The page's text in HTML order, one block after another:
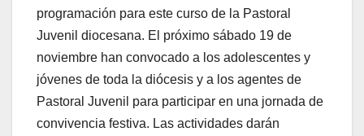
programación para este curso de la Pastoral
Juvenil diocesana. El próximo sábado 19 de
noviembre han convocado a los adolescentes y
jóvenes de toda la diócesis y a los agentes de
Pastoral Juvenil para participar en una jornada de
convivencia festiva. Las actividades darán